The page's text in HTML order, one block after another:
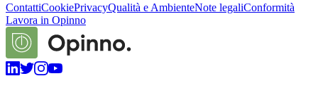
ContattiCookiePrivacyQualità e AmbienteNote legaliConformità
Lavora in Opinno